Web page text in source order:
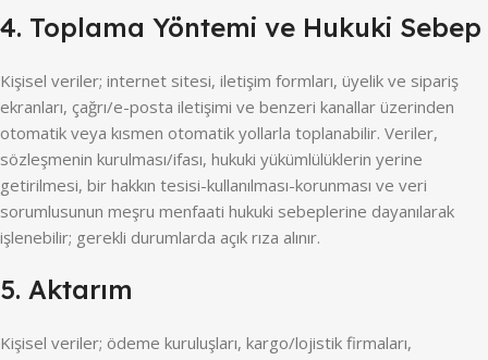
4. Toplama Yöntemi ve Hukuki Sebep
Kişisel veriler; internet sitesi, iletişim formları, üyelik ve sipariş
ekranları, çağrı/e-posta iletişimi ve benzeri kanallar üzerinden
otomatik veya kısmen otomatik yollarla toplanabilir. Veriler,
sözleşmenin kurulması/ifası, hukuki yükümlülüklerin yerine
getirilmesi, bir hakkın tesisi-kullanılması-korunması ve veri
sorumlusunun meşru menfaati hukuki sebeplerine dayanılarak
işlenebilir; gerekli durumlarda açık rıza alınır.
5. Aktarım
Kişisel veriler; ödeme kuruluşları, kargo/lojistik firmaları,